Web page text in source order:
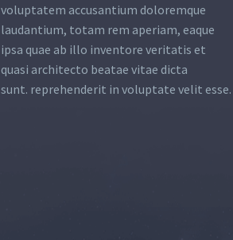
voluptatem accusantium doloremque
laudantium, totam rem aperiam, eaque
ipsa quae ab illo inventore veritatis et
quasi architecto beatae vitae dicta
sunt. reprehenderit in voluptate velit esse.